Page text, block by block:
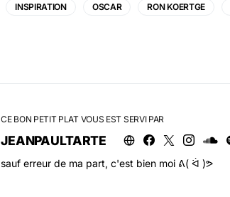
INSPIRATION OSCAR RON KOERTGE
CE BON PETIT PLAT VOUS EST SERVI PAR
JEANPAULTARTE
sauf erreur de ma part, c'est bien moi ᕕ( ᐛ )ᕗ